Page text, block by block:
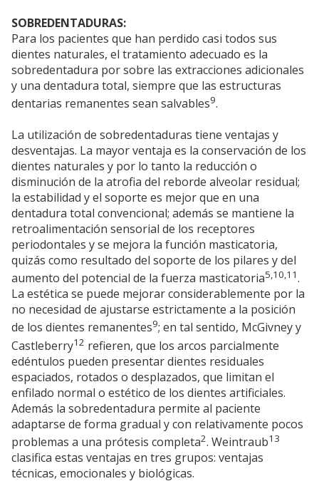
SOBREDENTADURAS:
Para los pacientes que han perdido casi todos sus
dientes naturales, el tratamiento adecuado es la
sobredentadura por sobre las extracciones adicionales
y una dentadura total, siempre que las estructuras
dentarias remanentes sean salvables9.
La utilización de sobredentaduras tiene ventajas y
desventajas. La mayor ventaja es la conservación de los
dientes naturales y por lo tanto la reducción o
disminución de la atrofia del reborde alveolar residual;
la estabilidad y el soporte es mejor que en una
dentadura total convencional; además se mantiene la
retroalimentación sensorial de los receptores
periodontales y se mejora la función masticatoria,
quizás como resultado del soporte de los pilares y del
aumento del potencial de la fuerza masticatoria5,10,11.
La estética se puede mejorar considerablemente por la
no necesidad de ajustarse estrictamente a la posición
de los dientes remanentes9; en tal sentido, McGivney y
Castleberry12 refieren, que los arcos parcialmente
edéntulos pueden presentar dientes residuales
espaciados, rotados o desplazados, que limitan el
enfilado normal o estético de los dientes artificiales.
Además la sobredentadura permite al paciente
adaptarse de forma gradual y con relativamente pocos
problemas a una prótesis completa2. Weintraub13
clasifica estas ventajas en tres grupos: ventajas
técnicas, emocionales y biológicas.